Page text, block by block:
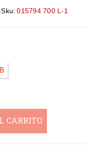
Sku: 015794 700 L-1
CARRITO